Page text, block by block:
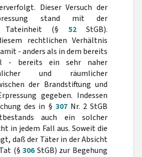
Dieser Versuch der
stand mit der
Tateinheit (§ 52StGB).
rechtlichen Verhältnis
- anders als in dem bereits
- bereits ein sehr naher
und räumlicher
der Brandstiftung und
gegeben. Indessen
des in § 307Nr. 2 StGB
auch ein solcher
in jedem Fall aus. Soweit die
daß der Täter in der Absicht
(§306StGB) zur Begehung